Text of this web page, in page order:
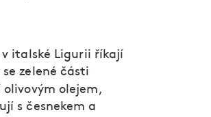
v italské Ligurii říkají
zelené části
olejem,
s česnekem a